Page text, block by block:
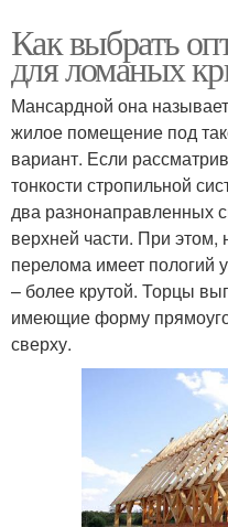
Как выбрать
для ломаных
Мансардной она
жилое помещение под
вариант. Если
тонкости стропильной
два разнонаправленных
верхней части. При этом,
перелома имеет пологий
– более крутой. Торцы
имеющие форму
сверху.